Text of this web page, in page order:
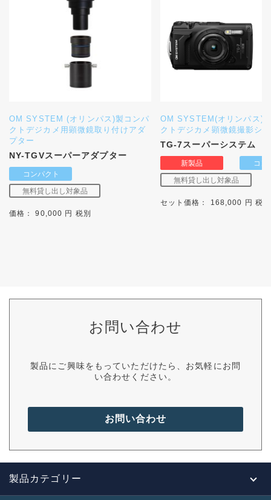
OM SYSTEM (オリンパス)製コンパ
クトデジカメ用顕微鏡取り付けアダ
プター
NY-TGVスーパーアダプター
価格： 90,000 円 税別
OM SYSTEM(オリンパス)
クトデジカメ顕微鏡撮影シ
TG-7スーパーシステム
セット価格： 168,000 円 税別
お問い合わせ
製品にご興味をもっていただけたら、お気軽にお問
い合わせください。
お問い合わせ
製品カテゴリー